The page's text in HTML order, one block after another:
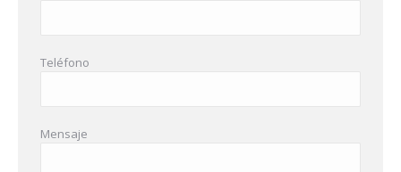
Teléfono
Mensaje